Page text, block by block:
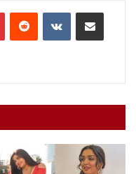
PinterestReddit VKontakteShare via Email